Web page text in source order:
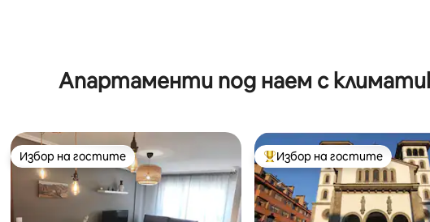
4,86 от 5, 116 отзива
Апартаменти под наем с
Избор на гостите
Избор на гостите Най-популярен избор на
Избор на гостите